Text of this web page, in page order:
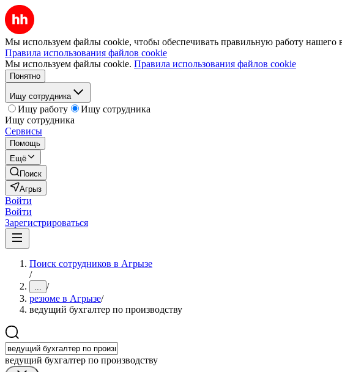
Мы используем файлы cookie, чтобы обеспечивать правильную работу нашего
Правила использования файлов cookie
Мы используем файлы cookie. Правила использования файлов cookie
Понятно
Ищу сотрудника
Ищу работу
Ищу сотрудника
Ищу сотрудника
Сервисы
Помощь
Ещё
Поиск
Агрыз
Войти
Войти
Зарегистрироваться
Поиск сотрудников в Агрызе
/
... /
резюме в Агрызе/
ведущий бухгалтер по производству
ведущий бухгалтер по производству